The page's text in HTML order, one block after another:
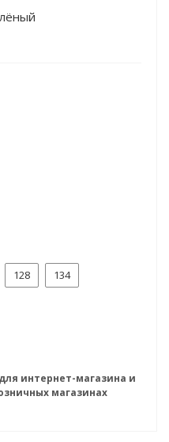
128 134
интернет-магазина и
магазинах